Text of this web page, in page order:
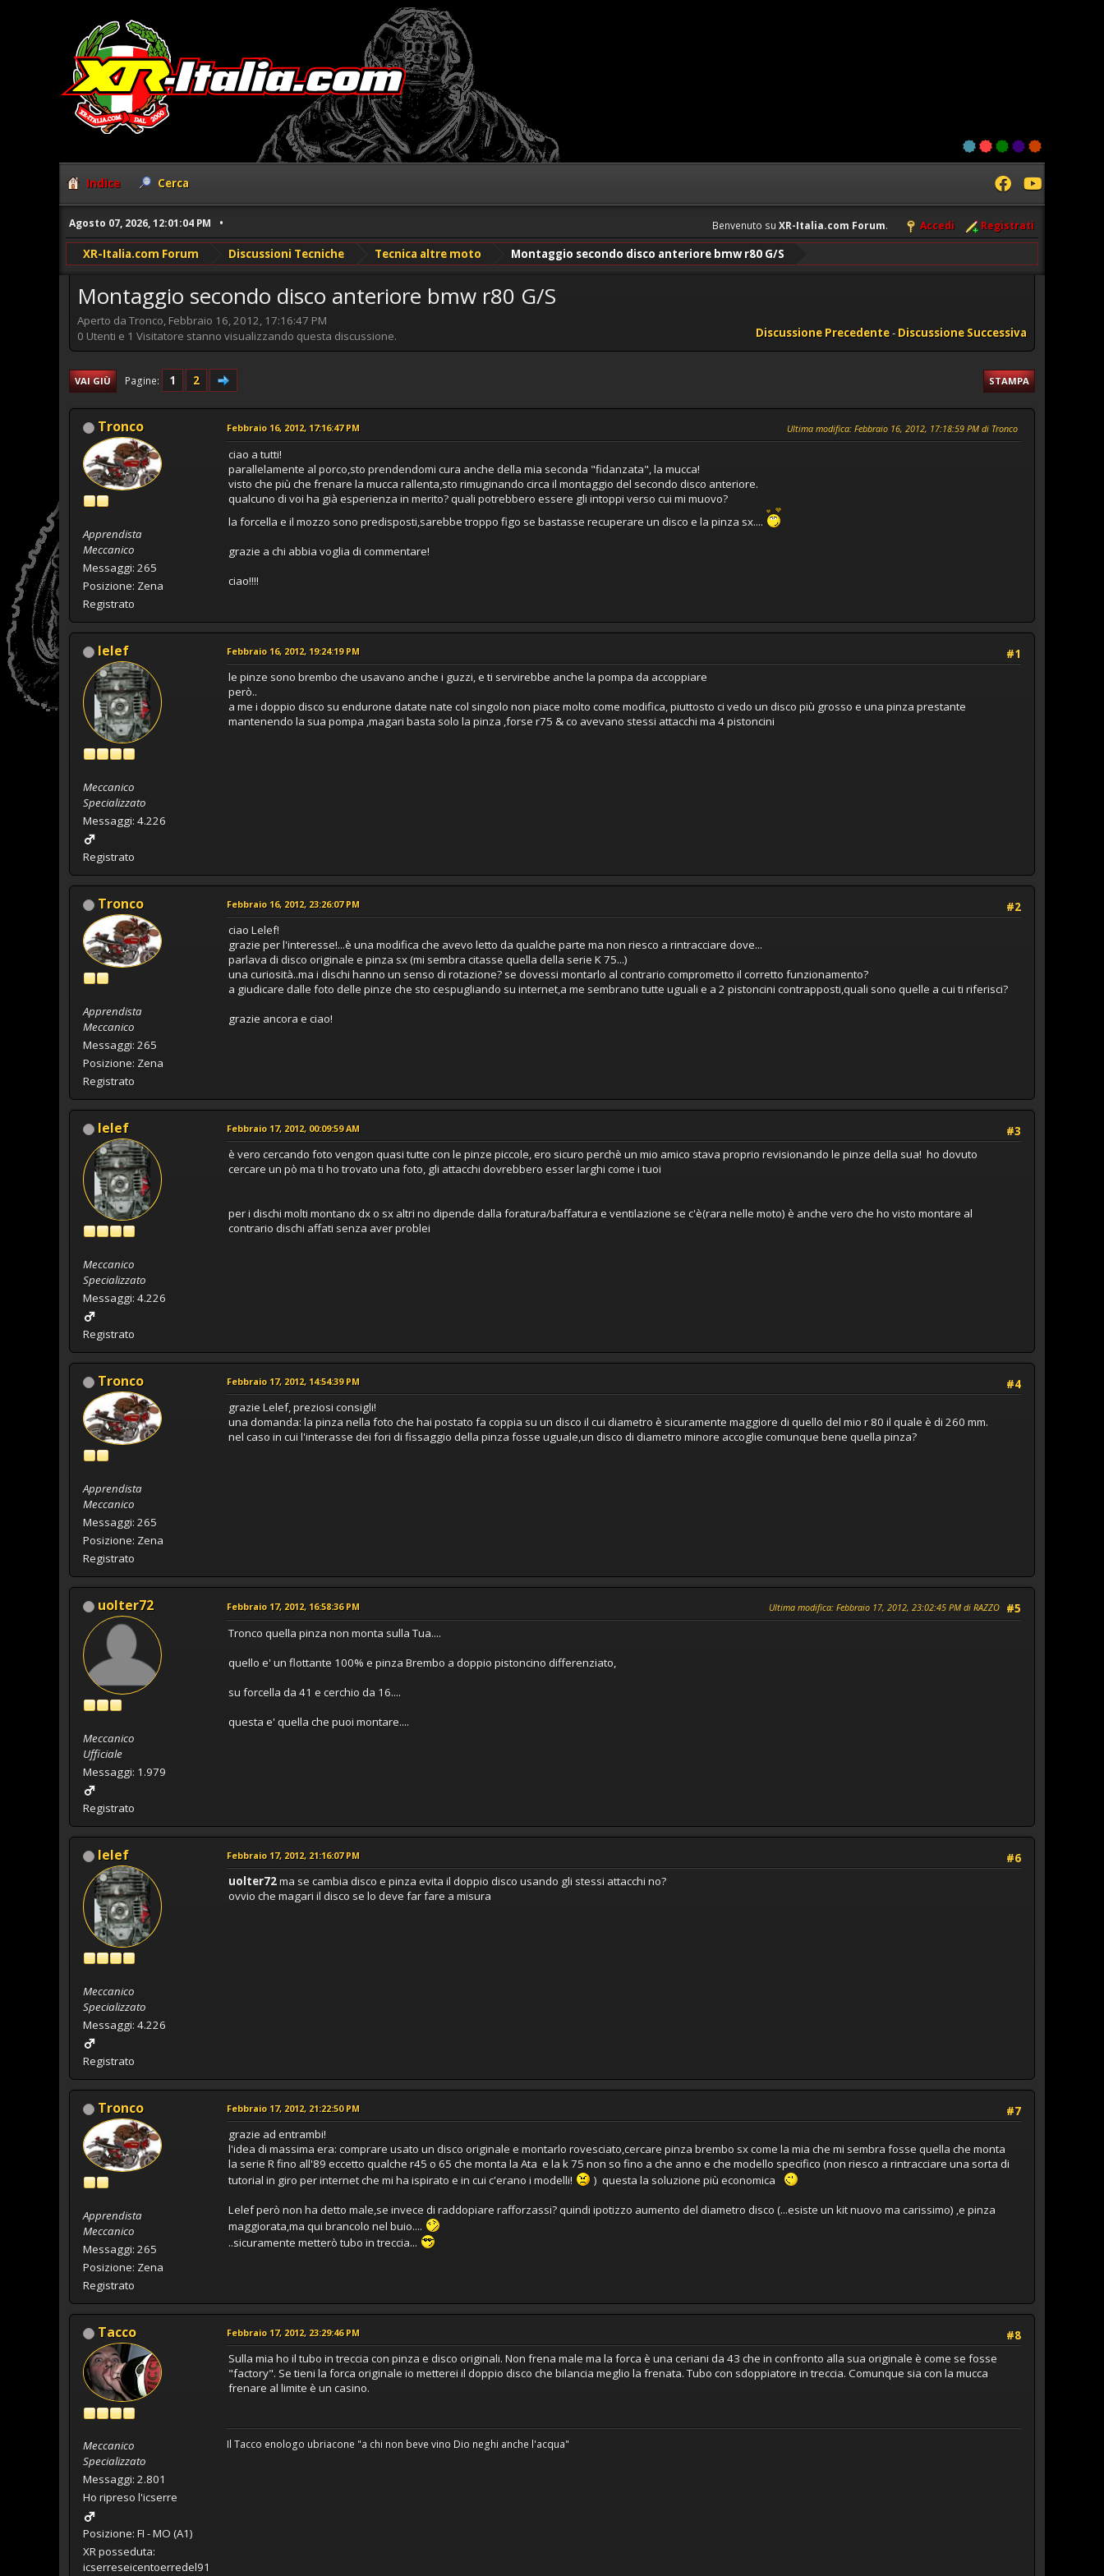
Indice Cerca
Agosto 07, 2026, 12:01:04 PM Benvenuto su XR-Italia.com Forum. Accedi Registrati
XR-Italia.com Forum Discussioni Tecniche Tecnica altre moto Montaggio secondo disco anteriore bmw r80 G/S
Montaggio secondo disco anteriore bmw r80 G/S
Aperto da Tronco, Febbraio 16, 2012, 17:16:47 PM
Discussione Precedente- Discussione Successiva
0 Utenti e 1 Visitatore stanno visualizzando questa discussione.
STAMPA
VAI GIÙ Pagine 1 2
Tronco
Apprendista
Meccanico
Messaggi: 265
Posizione: Zena
Registrato
Febbraio 16, 2012, 17:16:47 PM Ultima modifica: Febbraio 16, 2012, 17:18:59 PM di Tronco
ciao a tutti!
parallelamente al porco,sto prendendomi cura anche della mia seconda "fidanzata", la mucca!
visto che più che frenare la mucca rallenta,sto rimuginando circa il montaggio del secondo disco anteriore.
qualcuno di voi ha già esperienza in merito? quali potrebbero essere gli intoppi verso cui mi muovo?
la forcella e il mozzo sono predisposti,sarebbe troppo figo se bastasse recuperare un disco e la pinza sx....
grazie a chi abbia voglia di commentare!
ciao!!!!
lelef
Meccanico
Specializzato
Messaggi: 4.226
Registrato
#1
Febbraio 16, 2012, 19:24:19 PM
le pinze sono brembo che usavano anche i guzzi, e ti servirebbe anche la pompa da accoppiare
però..
a me i doppio disco su endurone datate nate col singolo non piace molto come modifica, piuttosto ci vedo un disco più grosso e una pinza prestante
mantenendo la sua pompa ,magari basta solo la pinza ,forse r75 & co avevano stessi attacchi ma 4 pistoncini
Tronco
Apprendista
Meccanico
Messaggi: 265
Posizione: Zena
Registrato
#2
Febbraio 16, 2012, 23:26:07 PM
ciao Lelef!
grazie per l'interesse!...è una modifica che avevo letto da qualche parte ma non riesco a rintracciare dove...
parlava di disco originale e pinza sx (mi sembra citasse quella della serie K 75...)
una curiosità..ma i dischi hanno un senso di rotazione? se dovessi montarlo al contrario comprometto il corretto funzionamento?
a giudicare dalle foto delle pinze che sto cespugliando su internet,a me sembrano tutte uguali e a 2 pistoncini contrapposti,quali sono quelle a cui ti riferisci?
grazie ancora e ciao!
lelef
Meccanico
Specializzato
Messaggi: 4.226
Registrato
#3
Febbraio 17, 2012, 00:09:59 AM
è vero cercando foto vengon quasi tutte con le pinze piccole, ero sicuro perchè un mio amico stava proprio revisionando le pinze della sua! ho dovuto
cercare un pò ma ti ho trovato una foto, gli attacchi dovrebbero esser larghi come i tuoi
per i dischi molti montano dx o sx altri no dipende dalla foratura/baffatura e ventilazione se c'è(rara nelle moto) è anche vero che ho visto montare al
contrario dischi affati senza aver problei
Tronco
Apprendista
Meccanico
Messaggi: 265
Posizione: Zena
Registrato
#4
Febbraio 17, 2012, 14:54:39 PM
grazie Lelef, preziosi consigli!
una domanda: la pinza nella foto che hai postato fa coppia su un disco il cui diametro è sicuramente maggiore di quello del mio r 80 il quale è di 260 mm.
nel caso in cui l'interasse dei fori di fissaggio della pinza fosse uguale,un disco di diametro minore accoglie comunque bene quella pinza?
uolter72
Meccanico
Ufficiale
Messaggi: 1.979
Registrato
#5
Febbraio 17, 2012, 16:58:36 PM Ultima modifica: Febbraio 17, 2012, 23:02:45 PM di RAZZO
Tronco quella pinza non monta sulla Tua....
quello e' un flottante 100% e pinza Brembo a doppio pistoncino differenziato,
su forcella da 41 e cerchio da 16....
questa e' quella che puoi montare....
lelef
Meccanico
Specializzato
Messaggi: 4.226
Registrato
#6
Febbraio 17, 2012, 21:16:07 PM
uolter72ma se cambia disco e pinza evita il doppio disco usando gli stessi attacchi no?
ovvio che magari il disco se lo deve far fare a misura
Tronco
Apprendista
Meccanico
Messaggi: 265
Posizione: Zena
Registrato
#7
Febbraio 17, 2012, 21:22:50 PM
grazie ad entrambi!
l'idea di massima era: comprare usato un disco originale e montarlo rovesciato,cercare pinza brembo sx come la mia che mi sembra fosse quella che monta
la serie R fino all'89 eccetto qualche r45 o 65 che monta la Ata e la k 75 non so fino a che anno e che modello specifico (non riesco a rintracciare una sorta di
tutorial in giro per internet che mi ha ispirato e in cui c'erano i modelli!
) questa la soluzione più economica
Lelef però non ha detto male,se invece di raddopiare rafforzassi? quindi ipotizzo aumento del diametro disco (...esiste un kit nuovo ma carissimo) ,e pinza
maggiorata,ma qui brancolo nel buio....
..sicuramente metterò tubo in treccia...
Tacco
Meccanico
Specializzato
Messaggi: 2.801
Ho ripreso l'icserre
Posizione: FI - MO (A1)
XR posseduta:
icserreseicentoerredel91
#8
Febbraio 17, 2012, 23:29:46 PM
Sulla mia ho il tubo in treccia con pinza e disco originali. Non frena male ma la forca è una ceriani da 43 che in confronto alla sua originale è come se fosse
"factory". Se tieni la forca originale io metterei il doppio disco che bilancia meglio la frenata. Tubo con sdoppiatore in treccia. Comunque sia con la mucca
frenare al limite è un casino.
Il Tacco enologo ubriacone "a chi non beve vino Dio neghi anche l'acqua"